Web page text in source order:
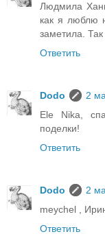
Людмила
как я люблю
заметила.
Ответить
Dodo
2
Ele Nika,
поделки!
Ответить
Dodo
2
meychel ,
Ответить